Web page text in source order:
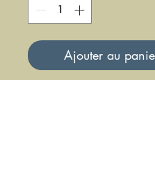
Ajouter au